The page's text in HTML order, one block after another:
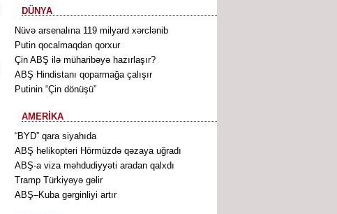
DÜNYA
Nüvə arsenalına 119 milyard xərclənib
Putin qocalmaqdan qorxur
Çin ABŞ ilə müharibəyə hazırlaşır?
ABŞ Hindistanı qoparmağa çalışır
Putinin “Çin dönüşü”
AMERİKA
“BYD” qara siyahıda
ABŞ helikopteri Hörmüzdə qəzaya uğradı
ABŞ-a viza məhdudiyyəti aradan qalxdı
Tramp Türkiyəyə gəlir
ABŞ–Kuba gərginliyi artır